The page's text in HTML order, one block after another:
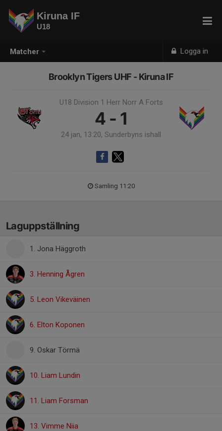
Matcher Logga in
Kiruna IF
U18
Brooklyn Tigers UHF - Kiruna IF
U18 Division 1 Herr Norr A Forts
4 - 1
24 jan, 13:20, Sunderbyns ishall
Samling 11:20
Laguppställning
1. Jona Häggroth
3. Henning Ågren
5. Leon Vikeväinen
6. Elton Koponen
9. Oskar Törmä
10. Liam Lundin
11. Liam Forsman
13. Vimme Niia